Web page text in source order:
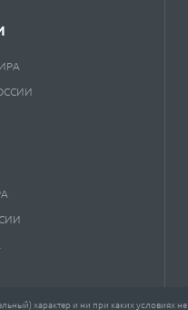
характер и ни при каких условиях